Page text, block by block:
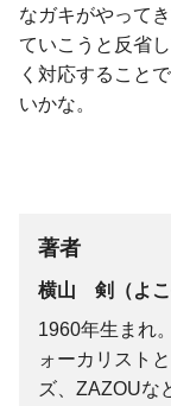
なガキがやって
ていこうと反省
く対応すること
いかな。
著者
横山 剣（よ
1960年生まれ
ォーカリスト
ズ、ZAZOUな